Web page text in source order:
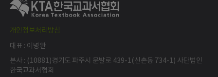
개인정보처리방침
대표 : 이병완
본사 : (10881)경기도 파주시 문발로 439-1(신촌동 734-1) 사단법인
한국교과서협회